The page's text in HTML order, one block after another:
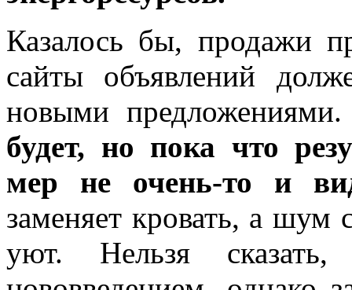
Казалось бы, продажи
сайты объявлений
новыми
будет, но пока что
мер не очень-то и
заменяет кровать, а
уют. Нельзя